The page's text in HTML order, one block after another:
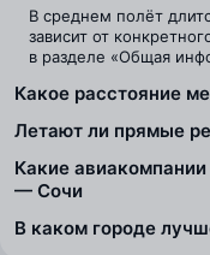
В среднем полёт
зависит от
в разделе «Общая
Какое расстояние
Летают ли прямые
Какие
— Сочи
В каком городе